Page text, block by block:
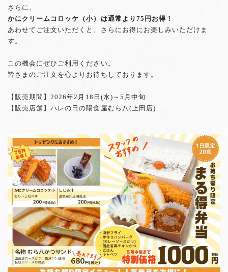
さらに、
かにクリームコロッケ（小）は通常より75円お得！
あわせてご注文いただくと、さらにお得にお楽しみいただけま
す。
この機会にぜひご利用ください。
皆さまのご注文を心よりお待ちしております。
【販売期間】2026年2月18日(水)～5月中旬
【販売店舗】ハレの日の陽食屋むら八(上田店)